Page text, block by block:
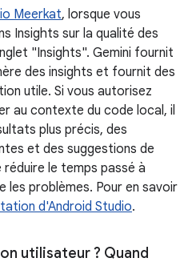
Meerkat, lorsque vous
Insights sur la qualité des
"Insights". Gemini fournit
des insights et fournit des
utile. Si vous autorisez
au contexte du code local, il
plus précis, des
et des suggestions de
le temps passé à
les problèmes. Pour en savoir
d'Android Studio.
utilisateur ? Quand